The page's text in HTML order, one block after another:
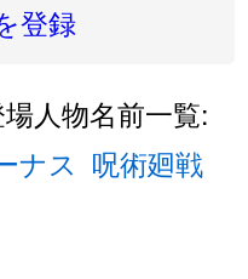
登録
人物名前一覧:
ナス 呪術廻戦